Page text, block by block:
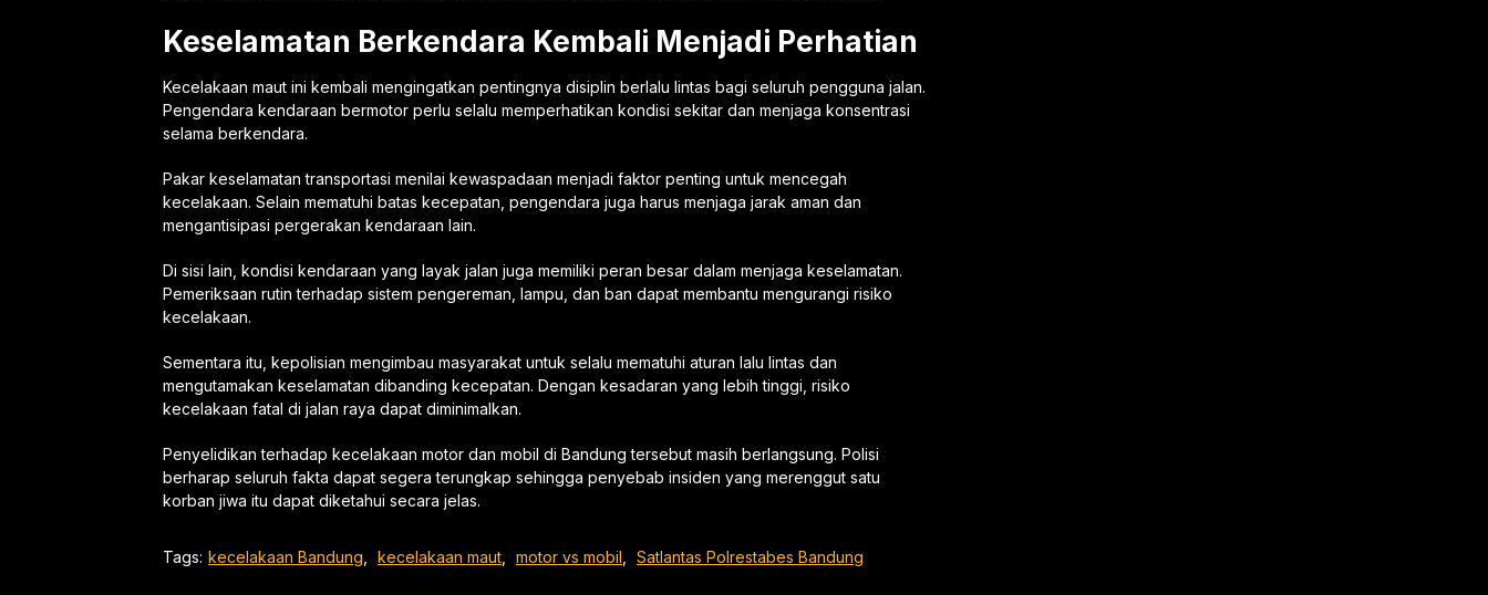
Keselamatan Berkendara Kembali Menjadi Perhatian
Kecelakaan maut ini kembali mengingatkan pentingnya disiplin berlalu lintas bagi seluruh pengguna jalan.
Pengendara kendaraan bermotor perlu selalu memperhatikan kondisi sekitar dan menjaga konsentrasi
selama berkendara.
Pakar keselamatan transportasi menilai kewaspadaan menjadi faktor penting untuk mencegah
kecelakaan. Selain mematuhi batas kecepatan, pengendara juga harus menjaga jarak aman dan
mengantisipasi pergerakan kendaraan lain.
Di sisi lain, kondisi kendaraan yang layak jalan juga memiliki peran besar dalam menjaga keselamatan.
Pemeriksaan rutin terhadap sistem pengereman, lampu, dan ban dapat membantu mengurangi risiko
kecelakaan.
Sementara itu, kepolisian mengimbau masyarakat untuk selalu mematuhi aturan lalu lintas dan
mengutamakan keselamatan dibanding kecepatan. Dengan kesadaran yang lebih tinggi, risiko
kecelakaan fatal di jalan raya dapat diminimalkan.
Penyelidikan terhadap kecelakaan motor dan mobil di Bandung tersebut masih berlangsung. Polisi
berharap seluruh fakta dapat segera terungkap sehingga penyebab insiden yang merenggut satu
korban jiwa itu dapat diketahui secara jelas.
Tags: kecelakaan Bandung kecelakaan maut motor vs mobil Satlantas Polrestabes Bandung